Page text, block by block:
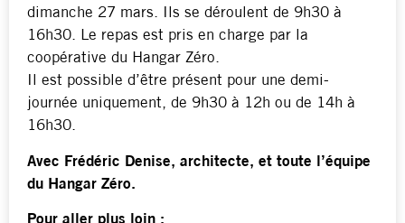
dimanche 27 mars. Ils se déroulent de 9h30 à
16h30. Le repas est pris en charge par la
coopérative du Hangar Zéro.
Il est possible d’être présent pour une demi-
journée uniquement, de 9h30 à 12h ou de 14h à
16h30.
Avec Frédéric Denise, architecte, et toute l’équipe
du Hangar Zéro.
Pour aller plus loin :